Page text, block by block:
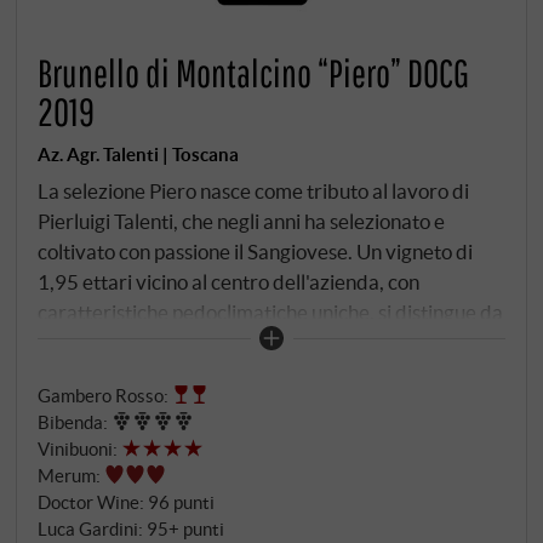
Brunello di Montalcino “Piero” DOCG
2019
Az. Agr. Talenti | Toscana
La selezione Piero nasce come tributo al lavoro di
Pierluigi Talenti, che negli anni ha selezionato e
coltivato con passione il Sangiovese. Un vigneto di
1,95 ettari vicino al centro dell'azienda, con
caratteristiche pedoclimatiche uniche, si distingue da
tutti gli altri vigneti per la sua costante qualità. Il
ricchi di marna, con un'esposizione a sud-est ad
un'altitudine di 410 metri sul livello del mare, dove
Pierluigi ha perseguito e coltivato la sua personale
selezione di cloni negli anni Settanta. È un vino dal
carattere intenso e persistente, dal colore rosso
Gambero Rosso:
Bibenda:
Vinibuoni:
Merum:
Doctor Wine: 96 punti
Luca Gardini: 95+ punti